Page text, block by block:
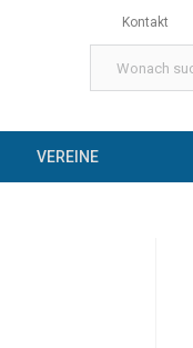
Kontakt
VEREINE